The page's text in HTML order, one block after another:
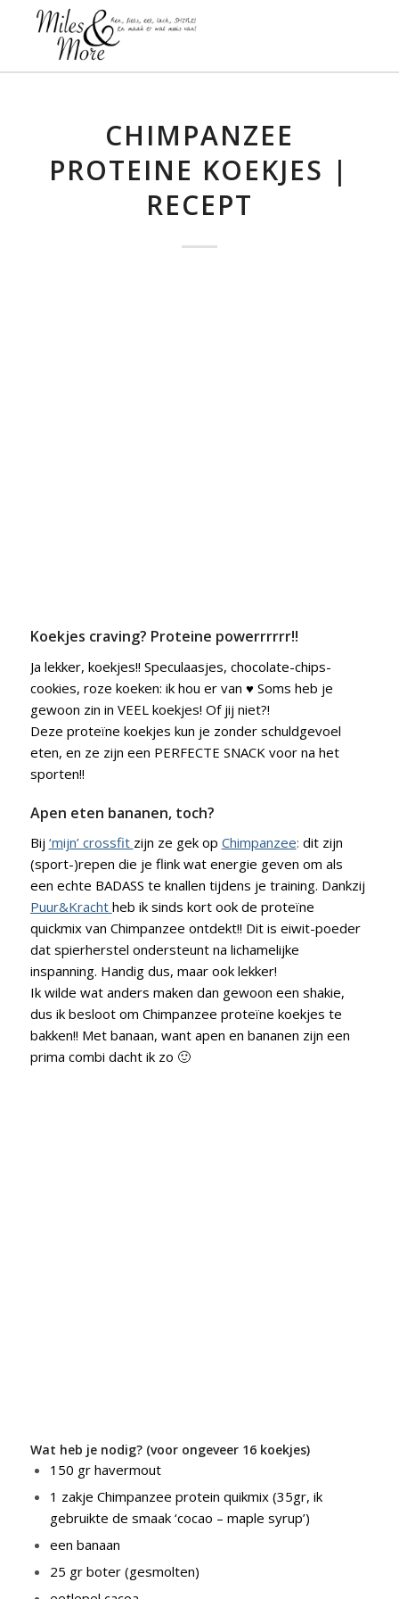
CHIMPANZEE
PROTEINE KOEKJES |
RECEPT
Koekjes craving? Proteine powerrrrrr!!
Ja lekker, koekjes!! Speculaasjes, chocolate-chips-
cookies, roze koeken: ik hou er van ♥ Soms heb je
gewoon zin in VEEL koekjes! Of jij niet?!
Deze proteïne koekjes kun je zonder schuldgevoel
eten, en ze zijn een PERFECTE SNACK voor na het
sporten!!
Apen eten bananen, toch?
Bij ‘mijn’ crossfit zijn ze gek op Chimpanzee: dit zijn
(sport-)repen die je flink wat energie geven om als
een echte BADASS te knallen tijdens je training. Dankzij
Puur&Kracht heb ik sinds kort ook de proteïne
quickmix van Chimpanzee ontdekt!! Dit is eiwit-poeder
dat spierherstel ondersteunt na lichamelijke
inspanning. Handig dus, maar ook lekker!
Ik wilde wat anders maken dan gewoon een shakie,
dus ik besloot om Chimpanzee proteïne koekjes te
bakken!! Met banaan, want apen en bananen zijn een
prima combi dacht ik zo 🙂
Wat heb je nodig? (voor ongeveer 16 koekjes)
150 gr havermout
1 zakje Chimpanzee protein quikmix (35gr, ik
gebruikte de smaak ‘cocao – maple syrup’)
een banaan
25 gr boter (gesmolten)